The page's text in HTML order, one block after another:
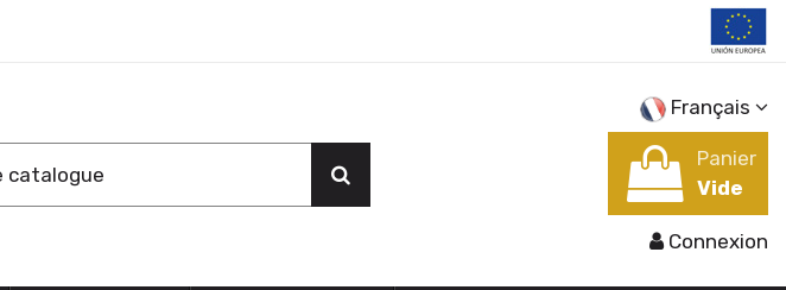
Français
Panier
Vide
Connexion